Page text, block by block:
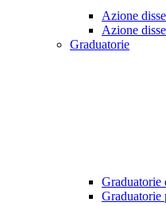
Azione
Azione
Graduatorie
Graduatorie
Graduatorie